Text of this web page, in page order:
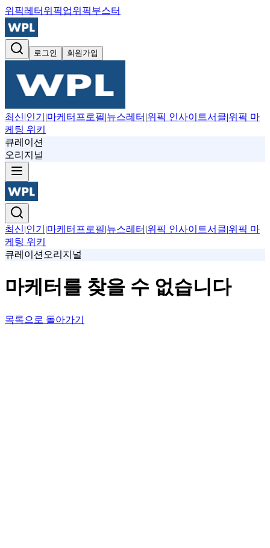
위픽레터 위픽업위픽부스터
로그인 회원가입
최신|인기 |마케터프로필|뉴스레터 |위픽 인사이트서클|위픽 마
케팅 위키
큐레이션
오리지널
최신|인기 |마케터프로필|뉴스레터 |위픽 인사이트서클|위픽 마
케팅 위키
큐레이션 오리지널
마케터를 찾을 수 없습니다
목록으로 돌아가기